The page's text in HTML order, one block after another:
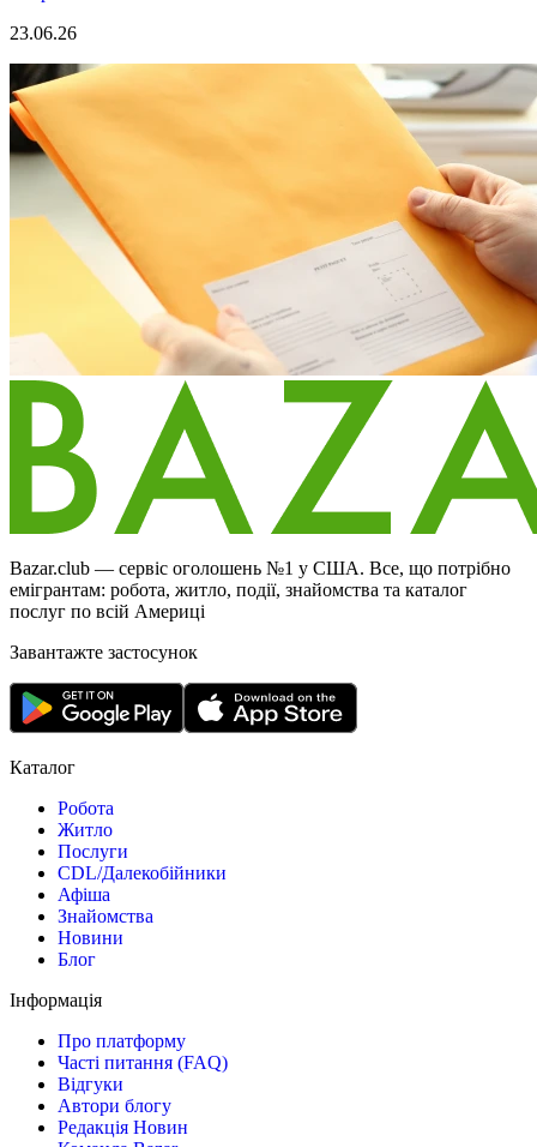
23.06.26
Bazar.club — сервіс оголошень №1 у США. Все, що потрібно
емігрантам: робота, житло, події, знайомства та каталог
послуг по всій Америці
Завантажте застосунок
Каталог
Робота
Житло
Послуги
CDL/Далекобійники
Афіша
Знайомства
Новини
Блог
Інформація
Про платформу
Часті питання (FAQ)
Відгуки
Автори блогу
Редакція Новин